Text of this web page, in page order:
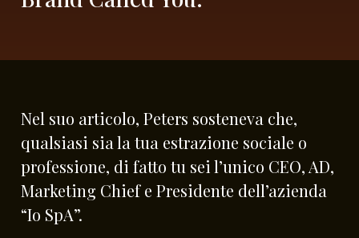
Nel suo articolo, Peters sosteneva che,
qualsiasi sia la tua estrazione sociale o
professione, di fatto tu sei l’unico CEO, AD,
Marketing Chief e Presidente dell’azienda
“Io SpA”.